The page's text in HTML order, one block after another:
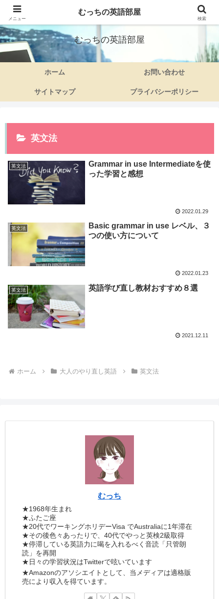
50代ママさんの英語旅
むっちの英語部屋
ホーム お問い合わせ
サイトマップ プライバシーポリシー
英文法
英文法
Grammar in use Intermediateを使
った学習と感想
2022.01.29
英文法
Basic grammar in use レベル、３
つの使い方について
2022.01.23
英文法 英語学び直し教材おすすめ８選
2021.12.11
ホーム 大人のやり直し英語 英文法
むっち
★1968年生まれ
★ふたご座
★20代でワーキングホリデーVisa でAustraliaに1年滞在
★その後色々あったりで、40代でやっと英検2級取得
★停滞している英語力に喝を入れるべく音読「只管朗
読」を再開
★日々の学習状況はTwitterで呟いています
★Amazonのアソシエイトとして、当メディアは適格販
売により収入を得ています。
メニュー
むっちの英語部屋
検索